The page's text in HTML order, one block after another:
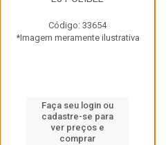
Código: 33654
*Imagem meramente ilustrativa
Faça seu login ou
cadastre-se para
ver preços e
comprar